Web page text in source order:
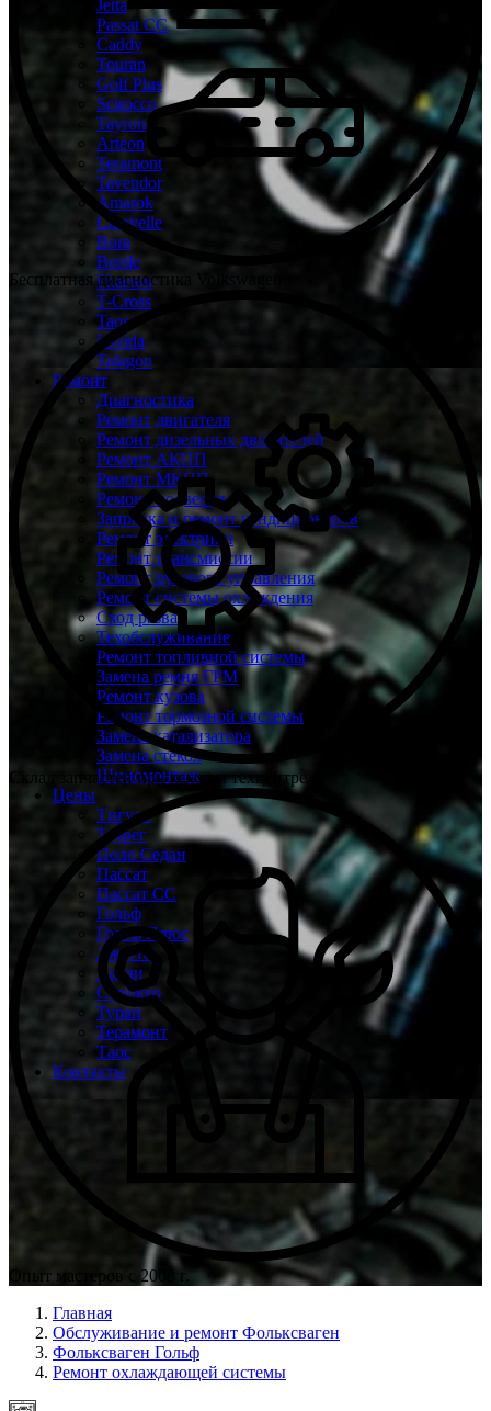
Jetta
Passat CC
Caddy
Touran
Golf Plus
Scirocco
Tayron
Arteon
Teramont
Tavendor
Amarok
Caravelle
Bora
Beetle
Phaeton
T-Cross
Taos
Lavida
Talagon
Ремонт
Диагностика
Ремонт двигателя
Ремонт дизельных двигателей
Ремонт АКПП
Ремонт МКПП
Ремонт подвески
Заправка и ремонт кондиционеров
Ремонт электрики
Ремонт трансмиссии
Ремонт рулевого управления
Ремонт системы охлаждения
Сход развал
Техобслуживание
Ремонт топливной системы
Замена ремня ГРМ
Ремонт кузова
Ремонт тормозной системы
Замена катализатора
Замена стекол
Шиномонтаж
Цены
Тигуан
Туарег
Поло Седан
Пассат
Пассат СС
Гольф
Гольф Плюс
Джетта
Кадди
Сирокко
Туран
Терамонт
Таос
Контакты
Бесплатная диагностика Volkswagen
Склад запчастей при каждом техцентре
Опыт мастеров с 2008 г.
Главная
Обслуживание и ремонт Фольксваген
Фольксваген Гольф
Ремонт охлаждающей системы